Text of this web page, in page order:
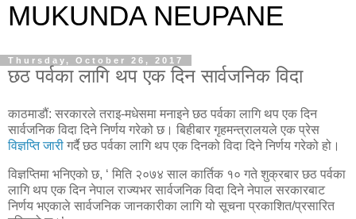
MUKUNDA NEUPANE
Thursday, October 26, 2017
छठ पर्वका लागि थप एक दिन सार्वजनिक विदा
काठमाडौं: सरकारले तराइ-मधेसमा मनाइने छठ पर्वका लागि थप एक दिन
सार्वजनिक विदा दिने निर्णय गरेको छ। बिहीबार गृहमन्त्रालयले एक प्रेस
विज्ञप्ति जारी गर्दै छठ पर्वका लागि थप एक दिनको विदा दिने निर्णय गरेको हो।
विज्ञप्तिमा भनिएको छ, ‘ मिति २०७४ साल कार्तिक १० गते शुक्रबार छठ पर्वका
लागि थप एक दिन नेपाल राज्यभर सार्वजनिक विदा दिने नेपाल सरकारबाट
निर्णय भएकाले सार्वजनिक जानकारीका लागि यो सूचना प्रकाशित/प्रसारित